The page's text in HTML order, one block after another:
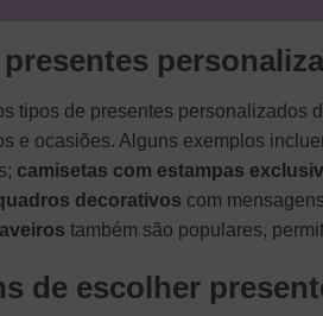
tipos de presentes personalizados
e ocasiões. Alguns exemplos
camisetas com estampas
decorativos com
também são populares,
de escolher